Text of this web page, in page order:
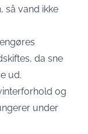
så vand ikke
da sne
ud.
og
under